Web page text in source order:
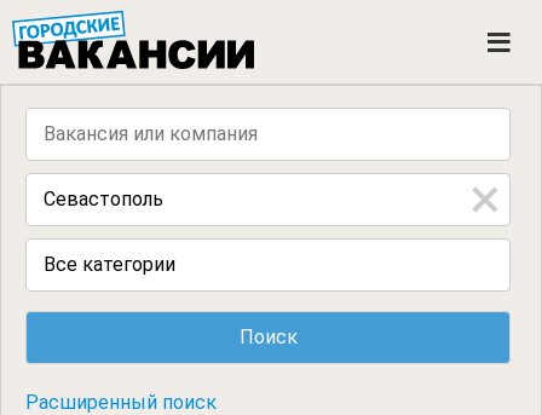
n
Все категории
Расширенный поиск